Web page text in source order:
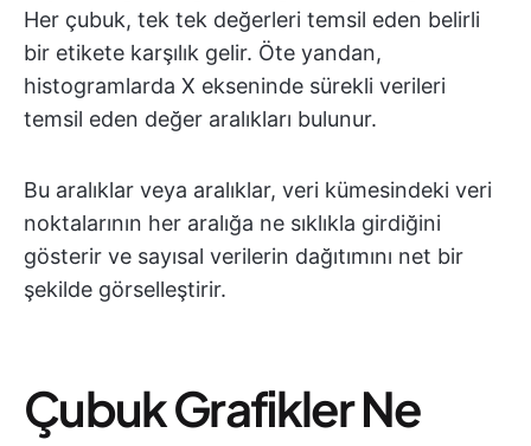
Her çubuk, tek tek değerleri temsil eden belirli
bir etikete karşılık gelir. Öte yandan,
histogramlarda X ekseninde sürekli verileri
temsil eden değer aralıkları bulunur.
Bu aralıklar veya aralıklar, veri kümesindeki veri
noktalarının her aralığa ne sıklıkla girdiğini
gösterir ve sayısal verilerin dağıtımını net bir
şekilde görselleştirir.
Çubuk Grafikler Ne